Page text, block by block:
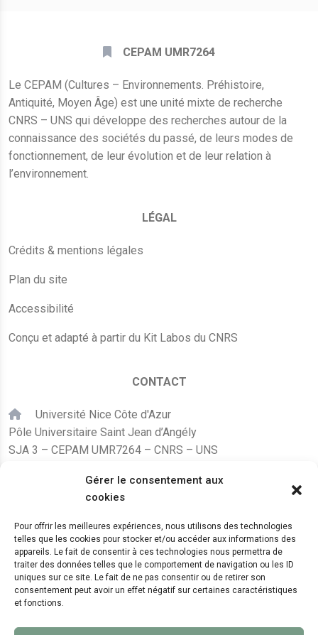
Gérer le consentement aux
cookies
Pour offrir les meilleures expériences, nous utilisons des technologies
telles que les cookies pour stocker et/ou accéder aux informations des
appareils. Le fait de consentir à ces technologies nous permettra de
traiter des données telles que le comportement de navigation ou les ID
uniques sur ce site. Le fait de ne pas consentir ou de retirer son
consentement peut avoir un effet négatif sur certaines caractéristiques
et fonctions.
CEPAM UMR7264
Le CEPAM (Cultures – Environnements. Préhistoire,
Antiquité, Moyen Âge) est une unité mixte de recherche
CNRS – UNS qui développe des recherches autour de la
connaissance des sociétés du passé, de leurs modes de
fonctionnement, de leur évolution et de leur relation à
l’environnement.
LÉGAL
Crédits & mentions légales
Plan du site
Accessibilité
Conçu et adapté à partir du Kit Labos du CNRS
CONTACT
Université Nice Côte d'Azur
Pôle Universitaire Saint Jean d’Angély
SJA 3 – CEPAM UMR7264 – CNRS – UNS
+33 (0)4 89 15 24 08
LE CEPAM EST HÉBERGÉ PAR